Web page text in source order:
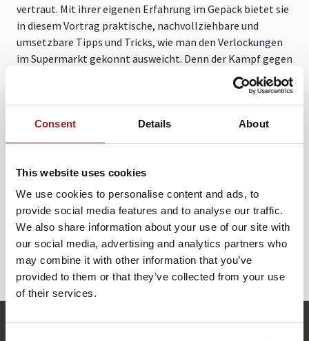
Consent Details About
This website uses cookies
We use cookies to personalise content and ads, to
provide social media features and to analyse our traffic.
We also share information about your use of our site with
our social media, advertising and analytics partners who
may combine it with other information that you’ve
provided to them or that they’ve collected from your use
of their services.
vertraut. Mit ihrer eigenen Erfahrung im Gepäck bietet sie
in diesem Vortrag praktische, nachvollziehbare und
umsetzbare Tipps und Tricks, wie man den Verlockungen
im Supermarkt gekonnt ausweicht. Denn der Kampf gegen
die unerwünschten Pfunde wird nicht am Kühlschrank
ausgetragen, sondern bereits im Supermarkt. Die
charmante Leandra Fili hat eine Fülle von amüsanten,
erstaunlichen und verblüffenden Geschichten für Sie parat,
die Sie über die "Tricks" der Lebensmittelindustrie staunen
sie Ihnen ihre ganz persönlichen Kniffe verrät, wie Sie
diesen Tricks geschickt aus dem Weg gehen können.
Lassen Sie sich von Leandras Expertise leiten und
entdecken Sie, wie Sie mit einfachen Strategien den
Herausforderungen beim Einkaufen souverän begegnen
können.
l.fili@future-stars.de